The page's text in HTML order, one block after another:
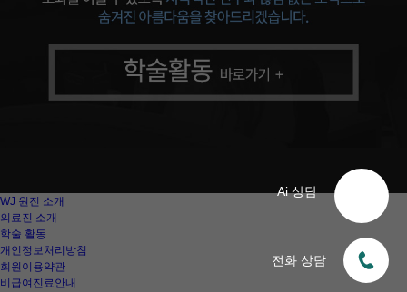
Ai 상담
전화 상담
WJ 원진 소개
의료진 소개
학술 활동
개인정보처리방침
회원이용약관
비급여진료안내